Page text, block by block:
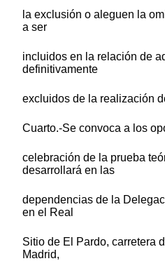
la exclusión o aleguen la
a ser
incluidos en la relación de
definitivamente
excluidos de la realización
Cuarto.-Se convoca a los
celebración de la prueba
desarrollará en las
dependencias de la
en el Real
Sitio de El Pardo, carretera
Madrid,